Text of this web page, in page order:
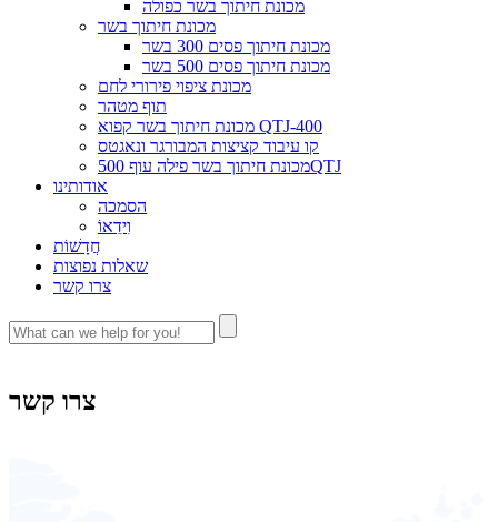
מכונת חיתוך בשר כפולה
מכונת חיתוך בשר
מכונת חיתוך פסים 300 בשר
מכונת חיתוך פסים 500 בשר
מכונת ציפוי פירורי לחם
תוף מטהר
מכונת חיתוך בשר קפוא QTJ-400
קו עיבוד קציצות המבורגר ונאגטס
מכונת חיתוך בשר פילה עוף 500QTJ
אודותינו
הסמכה
וִידֵאוֹ
חֲדָשׁוֹת
שאלות נפוצות
צרו קשר
צרו קשר